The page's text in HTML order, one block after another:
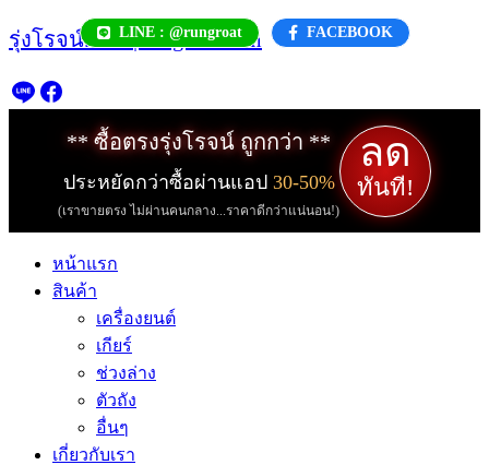
Skip
to
LINE : @rungroat FACEBOOK
รุ่งโรจน์.com | rungroat.com
** ซื้อตรงรุ่งโรจน์ ถูกกว่า **
ประหยัดกว่าซื้อผ่านแอป 30-50%
(เราขายตรง ไม่ผ่านคนกลาง...ราคาดีกว่าแน่นอน!)
ลด
ทันที!
หน้าแรก
สินค้า
เครื่องยนต์
เกียร์
ช่วงล่าง
ตัวถัง
อื่นๆ
เกี่ยวกับเรา